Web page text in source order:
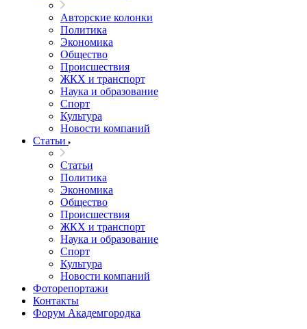
Авторские колонки
Политика
Экономика
Общество
Происшествия
ЖКХ и транспорт
Наука и образование
Спорт
Культура
Новости компаний
Статьи
Статьи
Политика
Экономика
Общество
Происшествия
ЖКХ и транспорт
Наука и образование
Спорт
Культура
Новости компаний
Фоторепортажи
Контакты
Форум Академгородка